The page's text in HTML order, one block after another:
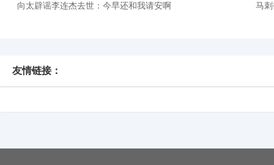
向太辟谣李连杰去世：今早还和我请安啊
马
友情链接：